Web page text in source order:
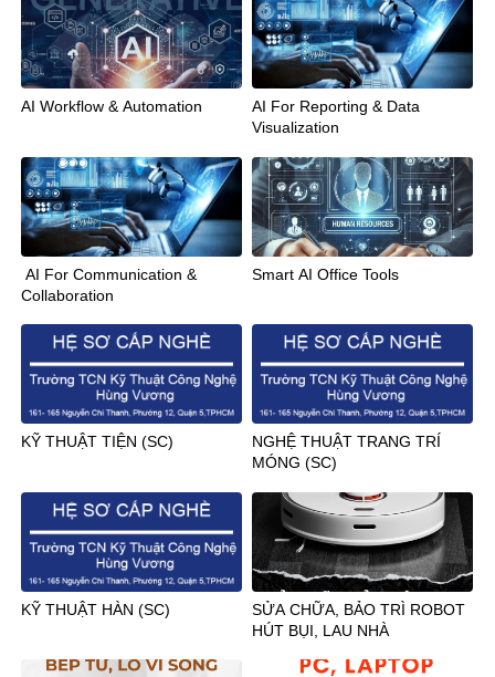
AI Workflow & Automation
AI For Reporting & Data
Visualization
AI For Communication &
Collaboration
Smart AI Office Tools
KỸ THUẬT TIỆN (SC)
NGHỆ THUẬT TRANG TRÍ
MÓNG (SC)
KỸ THUẬT HÀN (SC)
SỬA CHỮA, BẢO TRÌ ROBOT
HÚT BỤI, LAU NHÀ